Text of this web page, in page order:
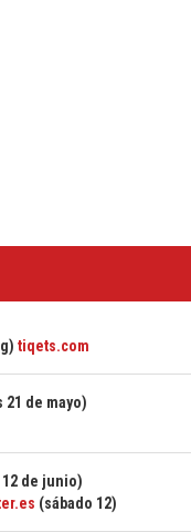
tiqets.com
de mayo)
12 de junio)
(sábado 12)